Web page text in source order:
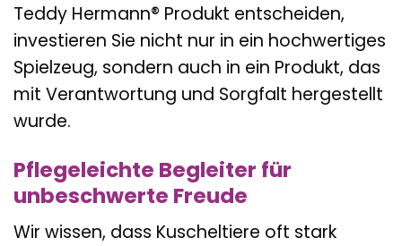
Teddy Hermann® Produkt entscheiden,
investieren Sie nicht nur in ein hochwertiges
Spielzeug, sondern auch in ein Produkt, das
mit Verantwortung und Sorgfalt hergestellt
wurde.
Pflegeleichte Begleiter für
unbeschwerte Freude
Wir wissen, dass Kuscheltiere oft stark